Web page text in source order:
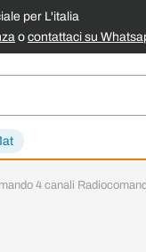
per L'italia
o contattaci su
4 canali